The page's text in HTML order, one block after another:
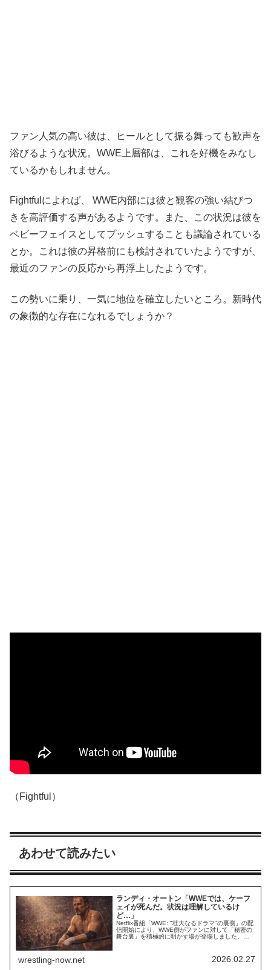
ファン人気の高い彼は、ヒールとして振る舞っても歓声を
浴びるような状況。WWE上層部は、これを好機をみなし
ているかもしれません。
Fightfulによれば、 WWE内部には彼と観客の強い結びつ
きを高評価する声があるようです。また、この状況は彼を
ベビーフェイスとしてプッシュすることも議論されている
とか。これは彼の昇格前にも検討されていたようですが、
最近のファンの反応から再浮上したようです。
この勢いに乗り、一気に地位を確立したいところ。新時代
の象徴的な存在になれるでしょうか？
（Fightful）
あわせて読みたい
ランディ・オートン「WWEでは、ケーフ
ェイが死んだ。状況は理解しているけ
ど…」
Netflix番組「WWE: "壮大なるドラマ"の裏側」の配
信開始により、WWE側がファンに対して「秘密の
舞台裏」を積極的に明かす場が登場しました。プ
「メディア」が舞台裏を暴き、時にはレスラーや
関係者がインタビューで秘密を語る。このバラン
wrestling-now.net 2026.02.27